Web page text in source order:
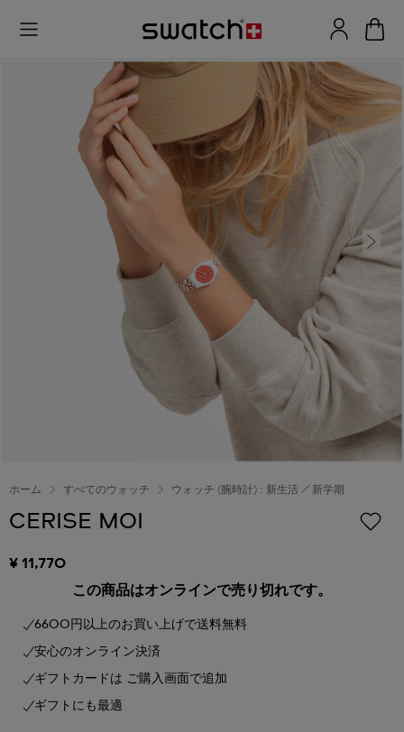
ホーム すべてのウォッチ ウォッチ (腕時計) : 新生活 / 新学期
CERISE MOI
¥ 11,770
この商品はオンラインで売り切れです。
6600円以上のお買い上げで送料無料
安心のオンライン決済
ギフトカードは ご購入画面で追加
ギフトにも最適